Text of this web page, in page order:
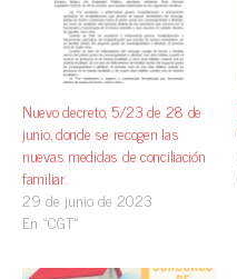
Nuevo decreto, 5/23 de 28 de
junio, donde se recogen las
nuevas medidas de conciliación
familiar.
29 de junio de 2023
En «CGT»